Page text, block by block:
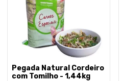
Pegada Natural Cordeiro
com Tomilho - 1,44kg
9º
premier
10º pro plan